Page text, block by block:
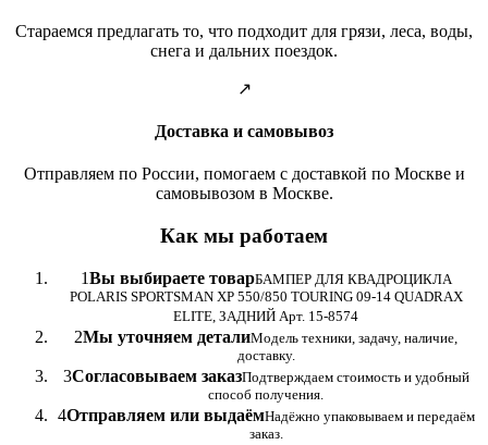
Стараемся предлагать то, что подходит для грязи, леса, воды,
снега и дальних поездок.
↗
Доставка и самовывоз
Отправляем по России, помогаем с доставкой по Москве и
самовывозом в Москве.
Как мы работаем
1Вы выбираете товарБАМПЕР ДЛЯ КВАДРОЦИКЛА
POLARIS SPORTSMAN XP 550/850 TOURING 09-14 QUADRAX
ELITE, ЗАДНИЙ Арт. 15-8574
2Мы уточняем деталиМодель техники, задачу, наличие,
доставку.
3Согласовываем заказПодтверждаем стоимость и удобный
способ получения.
4Отправляем или выдаёмНадёжно упаковываем и передаём
заказ.